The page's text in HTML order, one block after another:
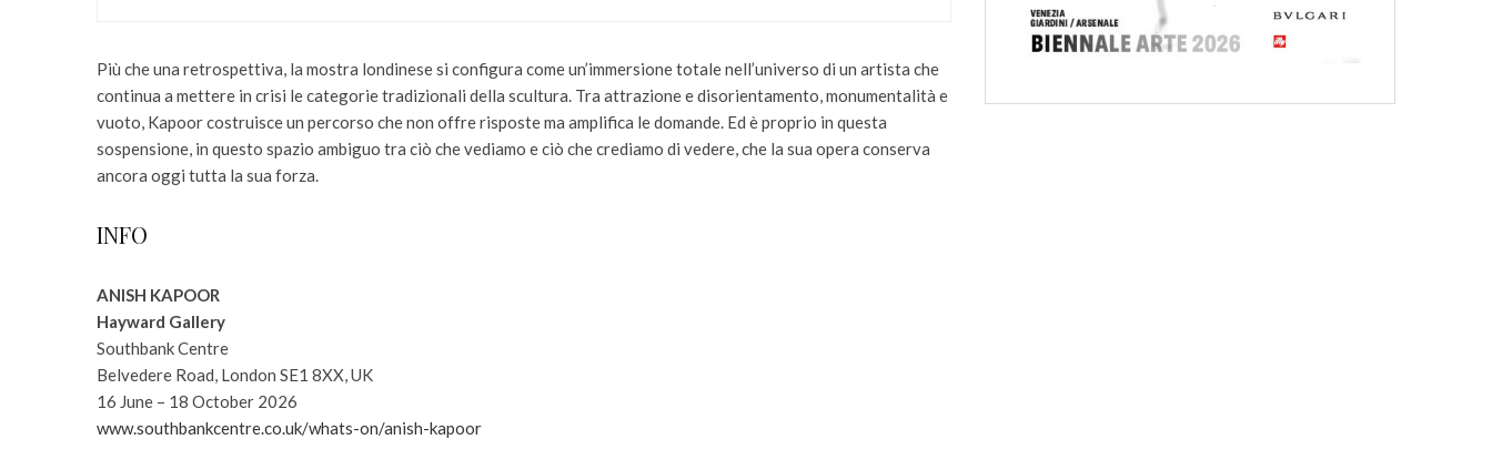
Più che una retrospettiva, la mostra londinese si configura come un’immersione totale nell’universo di un artista che
continua a mettere in crisi le categorie tradizionali della scultura. Tra attrazione e disorientamento, monumentalità e
vuoto, Kapoor costruisce un percorso che non offre risposte ma amplifica le domande. Ed è proprio in questa
sospensione, in questo spazio ambiguo tra ciò che vediamo e ciò che crediamo di vedere, che la sua opera conserva
ancora oggi tutta la sua forza.
INFO
ANISH KAPOOR
Hayward Gallery
Southbank Centre
Belvedere Road, London SE1 8XX, UK
16 June – 18 October 2026
www.southbankcentre.co.uk/whats-on/anish-kapoor